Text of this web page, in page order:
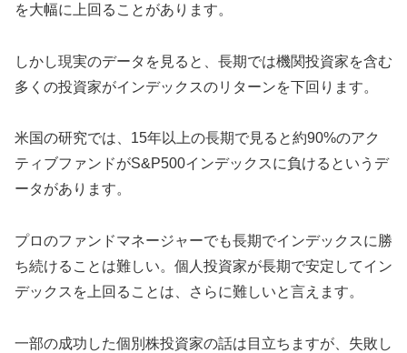
を大幅に上回ることがあります。
しかし現実のデータを見ると、長期では機関投資家を含む
多くの投資家がインデックスのリターンを下回ります。
米国の研究では、15年以上の長期で見ると約90%のアク
ティブファンドがS&P500インデックスに負けるというデ
ータがあります。
プロのファンドマネージャーでも長期でインデックスに勝
ち続けることは難しい。個人投資家が長期で安定してイン
デックスを上回ることは、さらに難しいと言えます。
一部の成功した個別株投資家の話は目立ちますが、失敗し